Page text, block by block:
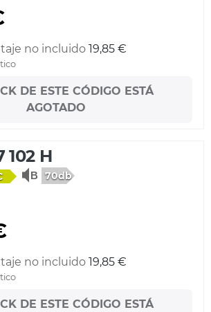
no incluido 19,85 €
DE ESTE CÓDIGO ESTÁ
AGOTADO
102 H
70db
no incluido 19,85 €
DE ESTE CÓDIGO ESTÁ